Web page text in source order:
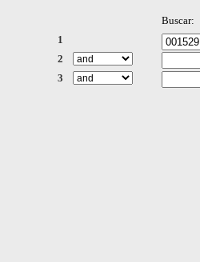
Buscar:
1
2
3